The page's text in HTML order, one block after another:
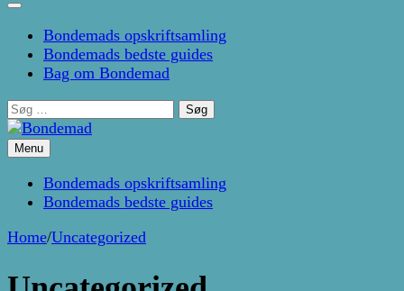
Bondemads opskriftsamling
Bondemads bedste guides
Bag om Bondemad
Søg
efter:
Bondemad
Kage- og madblog af Pernille Janbæk
Menu
Bondemads opskriftsamling
Bondemads bedste guides
Home/Uncategorized